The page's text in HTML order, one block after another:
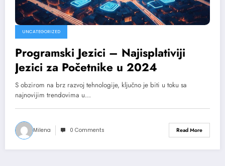
UNCATEGORIZED
Programski Jezici – Najisplativiji
Jezici za Početnike u 2024
S obzirom na brz razvoj tehnologije, ključno je biti u toku sa
najnovijim trendovima u…
Milena 0 Comments Read More